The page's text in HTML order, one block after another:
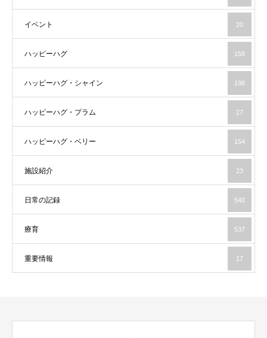
イベント 20
ハッピーハグ 158
ハッピーハグ・シャイン 198
ハッピーハグ・プラム 27
ハッピーハグ・ベリー 154
施設紹介 23
日常の記録 540
療育 537
重要情報 17